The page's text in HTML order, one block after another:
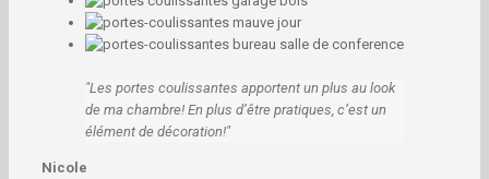
Les portes coulissantes apportent un plus au look
de ma chambre! En plus d’être pratiques, c’est un
élément de décoration!
Nicole